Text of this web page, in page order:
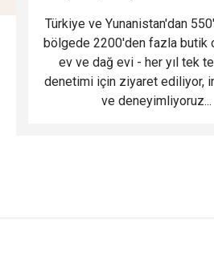
Türkiye ve Yunanistan'dan
bölgede 2200'den fazla butik
ev ve dağ evi - her yıl tek
denetimi için ziyaret ediliyor,
ve deneyimliyoruz...